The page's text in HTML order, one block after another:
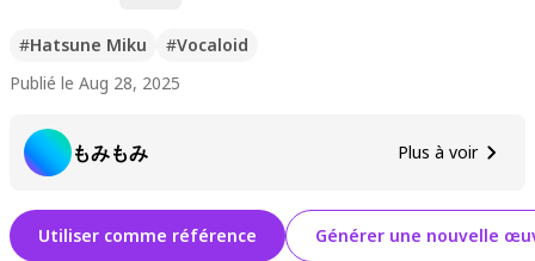
#Hatsune Miku #Vocaloid
Publié le Aug 28, 2025
もみもみ Plus à voir
Utiliser comme référence Générer une nouvelle